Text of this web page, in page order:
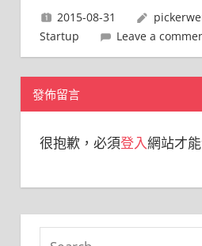
2015-08-31
Startup
Leave a
發佈留言
很抱歉，必須登入網站才